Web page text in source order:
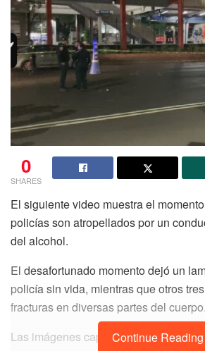
0
SHARES
El siguiente video muestra el
policías son atropellados por un
del alcohol.
El desafortunado momento dejó un
policía sin vida, mientras que otros
fracturas en diversas partes del cuerpo.
Las imágenes captadas muestran a
Continue Reading